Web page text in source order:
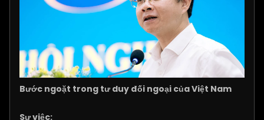
Bước ngoặt trong tư duy đối ngoại của Việt Nam
Sự việc: